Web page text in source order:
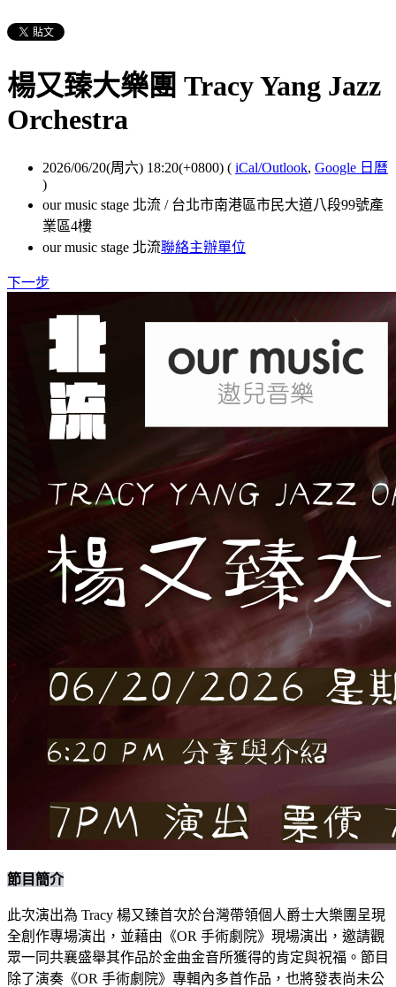
楊又臻大樂團 Tracy Yang Jazz
Orchestra
2026/06/20(周六) 18:20(+0800) ( iCal/Outlook, Google 日曆
)
our music stage 北流 / 台北市南港區市民大道八段99號產
業區4樓
our music stage 北流聯絡主辦單位
下一步
節目簡介
此次演出為 Tracy 楊又臻首次於台灣帶領個人爵士大樂團呈現
全創作專場演出，並藉由《OR 手術劇院》現場演出，邀請觀
眾一同共襄盛舉其作品於金曲金音所獲得的肯定與祝福。節目
除了演奏《OR 手術劇院》專輯內多首作品，也將發表尚未公